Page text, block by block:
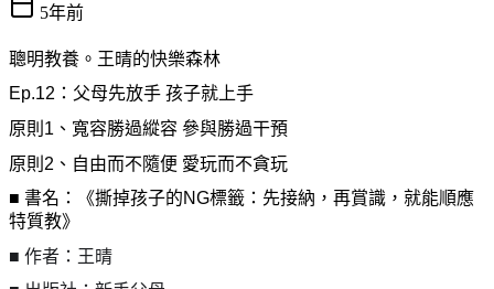
5年前
聰明教養。王晴的快樂森林
Ep.12：父母先放手 孩子就上手
原則1、寬容勝過縱容 參與勝過干預
原則2、自由而不隨便 愛玩而不貪玩
■ 書名：《撕掉孩子的NG標籤：先接納，再賞識，就能順應
特質教》
■ 作者：王晴